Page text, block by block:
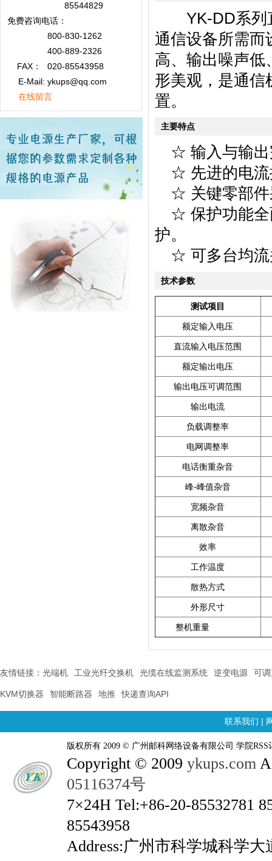
85544829
免费咨询电话：
800-830-1262
400-889-2326
FAX：
020-85543958
E-Mail: ykups@qq.com
在线留言
YK-DD系列直
通信设备所需而
高、输出噪声低
形美观，是通信
置。
主要特点
☆ 输入与输出
☆ 先进的电流
☆ 关键零部件
☆ 保护功能全
护。
☆ 可多台均流
技术参数
测试项目
额定输入电压
直流输入电压范围
额定输出电压
输出电压可调范围
输出电流
负载调整率
电网调整率
电话衡重杂音
峰-峰值杂音
宽频杂音
离散杂音
效率
工作温度
散热方式
外形尺寸
整机重量
友情链接： 光端机 工业光纤交换机 光缆在线监测系统 逆变电源 可
KVM切换器 智能断路器 地推 快递查询API
联系我们 |
版权所有 2009 © 广州邮科网络设备有限公司 学院RSS
Copyright © 2009 ykups.com
05116374号
7×24H Tel:+86-20-85532781
85543958
Address:广州市科学城科学